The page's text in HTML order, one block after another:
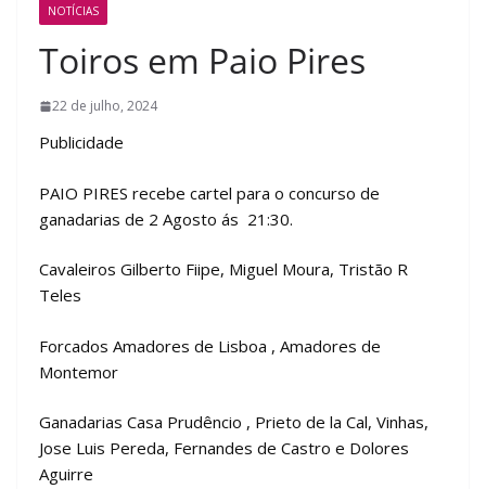
NOTÍCIAS
Toiros em Paio Pires
22 de julho, 2024
Publicidade
PAIO PIRES recebe cartel para o concurso de
ganadarias de 2 Agosto ás 21:30.
Cavaleiros Gilberto Fiipe, Miguel Moura, Tristão R
Teles
Forcados Amadores de Lisboa , Amadores de
Montemor
Ganadarias Casa Prudêncio , Prieto de la Cal, Vinhas,
Jose Luis Pereda, Fernandes de Castro e Dolores
Aguirre